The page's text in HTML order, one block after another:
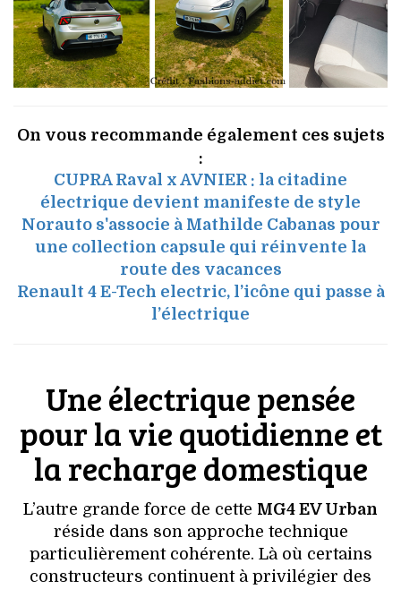
On vous recommande également ces sujets
:
CUPRA Raval x AVNIER : la citadine
électrique devient manifeste de style
Norauto s'associe à Mathilde Cabanas pour
une collection capsule qui réinvente la
route des vacances
Renault 4 E-Tech electric, l’icône qui passe à
l’électrique
Une électrique pensée
pour la vie quotidienne et
la recharge domestique
L’autre grande force de cette MG4 EV Urban
réside dans son approche technique
particulièrement cohérente. Là où certains
constructeurs continuent à privilégier des